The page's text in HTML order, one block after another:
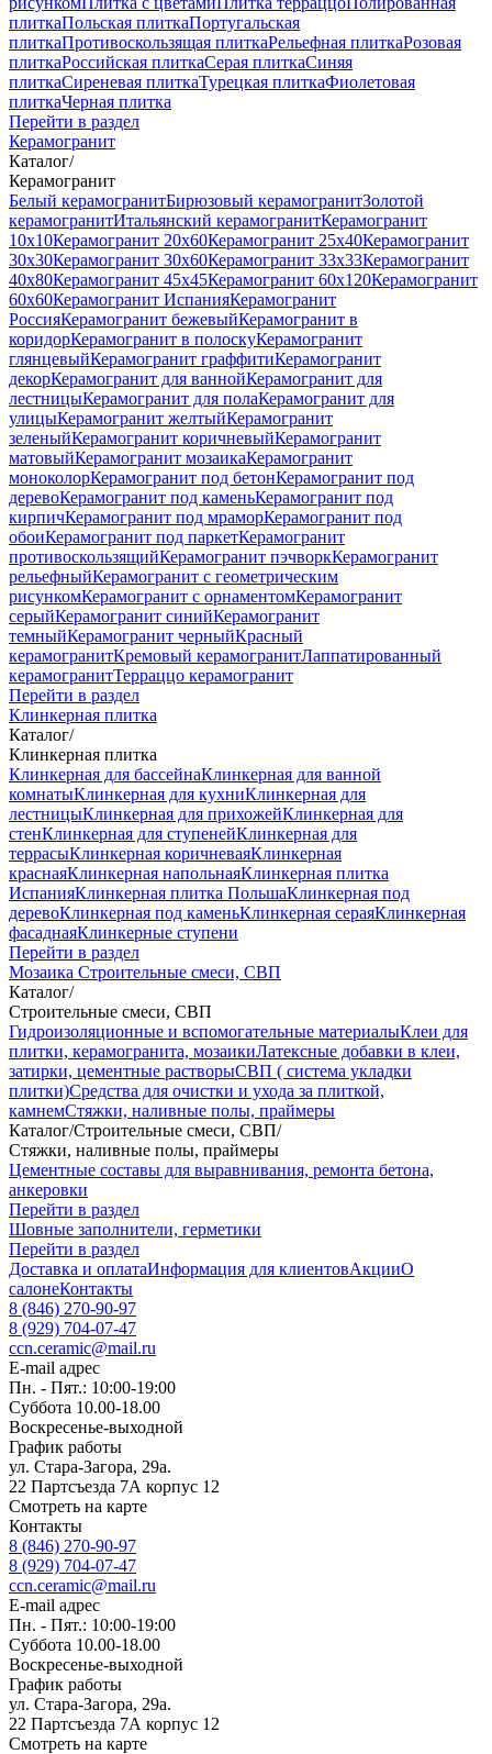
плиткаПольская плиткаПортугальская
плиткаПротивоскользящая плиткаРельефная плиткаРозовая
плиткаРоссийская плиткаСерая плиткаСиняя
плиткаСиреневая плиткаТурецкая плиткаФиолетовая
плиткаЧерная плитка
Перейти в раздел
Керамогранит
Каталог/
Керамогранит
Белый керамогранитБирюзовый керамогранитЗолотой
керамогранитИтальянский керамогранитКерамогранит
10x10Керамогранит 20x60Керамогранит 25x40Керамогранит
30x30Керамогранит 30x60Керамогранит 33x33Керамогранит
40x80Керамогранит 45x45Керамогранит 60x120Керамогранит
60x60Керамогранит ИспанияКерамогранит
РоссияКерамогранит бежевыйКерамогранит в
коридорКерамогранит в полоскуКерамогранит
глянцевыйКерамогранит граффитиКерамогранит
декорКерамогранит для ваннойКерамогранит для
лестницыКерамогранит для полаКерамогранит для
улицыКерамогранит желтыйКерамогранит
зеленыйКерамогранит коричневыйКерамогранит
матовыйКерамогранит мозаикаКерамогранит
моноколорКерамогранит под бетонКерамогранит под
деревоКерамогранит под каменьКерамогранит под
кирпичКерамогранит под мраморКерамогранит под
обоиКерамогранит под паркетКерамогранит
противоскользящийКерамогранит пэчворкКерамогранит
рельефныйКерамогранит с геометрическим
рисункомКерамогранит с орнаментомКерамогранит
серыйКерамогранит синийКерамогранит
темныйКерамогранит черныйКрасный
керамогранитКремовый керамогранитЛаппатированный
керамогранитТерраццо керамогранит
Перейти в раздел
Клинкерная плитка
Каталог/
Клинкерная плитка
Клинкерная для бассейнаКлинкерная для ванной
комнатыКлинкерная для кухниКлинкерная для
лестницыКлинкерная для прихожейКлинкерная для
стенКлинкерная для ступенейКлинкерная для
террасыКлинкерная коричневаяКлинкерная
краснаяКлинкерная напольнаяКлинкерная плитка
ИспанияКлинкерная плитка ПольшаКлинкерная под
деревоКлинкерная под каменьКлинкерная сераяКлинкерная
фасаднаяКлинкерные ступени
Перейти в раздел
Мозаика Строительные смеси, СВП
Каталог/
Строительные смеси, СВП
Гидроизоляционные и вспомогательные материалыКлеи для
плитки, керамогранита, мозаикиЛатексные добавки в клеи,
затирки, цементные растворыСВП ( система укладки
плитки)Средства для очистки и ухода за плиткой,
камнемСтяжки, наливные полы, праймеры
Каталог/Строительные смеси, СВП/
Стяжки, наливные полы, праймеры
Цементные составы для выравнивания, ремонта бетона,
анкеровки
Перейти в раздел
Шовные заполнители, герметики
Перейти в раздел
Доставка и оплатаИнформация для клиентовАкцииО
салонеКонтакты
8 (846) 270-90-97
8 (929) 704-07-47
ccn.ceramic@mail.ru
E-mail адрес
Пн. - Пят.: 10:00-19:00
Суббота 10.00-18.00
Воскресенье-выходной
График работы
ул. Стара-Загора, 29а.
22 Партсъезда 7А корпус 12
Смотреть на карте
Контакты
8 (846) 270-90-97
8 (929) 704-07-47
ccn.ceramic@mail.ru
E-mail адрес
Пн. - Пят.: 10:00-19:00
Суббота 10.00-18.00
Воскресенье-выходной
График работы
ул. Стара-Загора, 29а.
22 Партсъезда 7А корпус 12
Смотреть на карте